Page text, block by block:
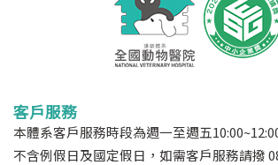
客戶服務
本體系客戶服務時段為週一至週五
不含例假日及國定假日，如需客戶服務請撥